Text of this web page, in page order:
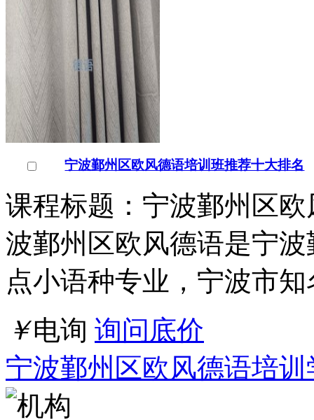
宁波鄞州区欧风德语培训班推荐十大排名
课程标题：宁波鄞州区
波鄞州区欧风德语是宁
点小语种专业，宁波市知
￥电询 询问底价
宁波鄞州区欧风德语培训